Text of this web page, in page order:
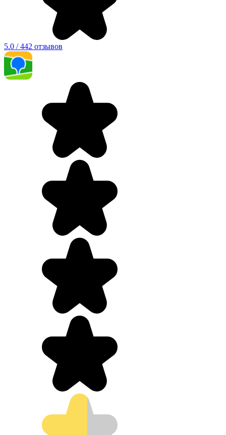
5.0 / 442 отзывов